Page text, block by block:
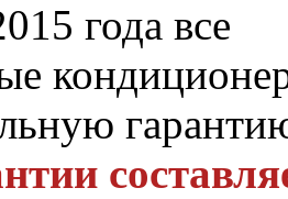
года все